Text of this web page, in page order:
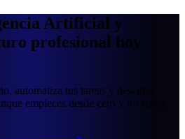
Artificial y
profesional hoy
automatiza tus tareas y descubre
empieces desde cero y no sepas